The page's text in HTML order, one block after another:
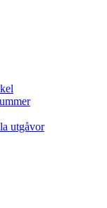
utgåvor